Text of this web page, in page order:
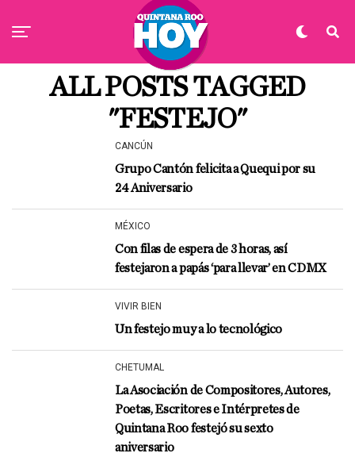
ALL POSTS TAGGED
"FESTEJO"
CANCÚN
Grupo Cantón felicita a Quequi por su
24 Aniversario
MÉXICO
Con filas de espera de 3 horas, así
festejaron a papás ‘para llevar’ en CDMX
VIVIR BIEN
Un festejo muy a lo tecnológico
CHETUMAL
La Asociación de Compositores, Autores,
Poetas, Escritores e Intérpretes de
Quintana Roo festejó su sexto
aniversario